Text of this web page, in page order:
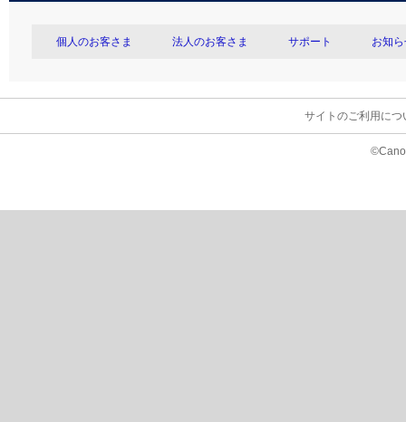
個人のお客さま 法人のお客さま サポート お知
サイトのご利用につ